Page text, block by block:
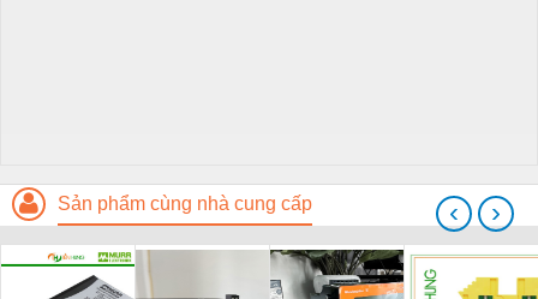
Sản phẩm cùng nhà cung cấp ‹ ›